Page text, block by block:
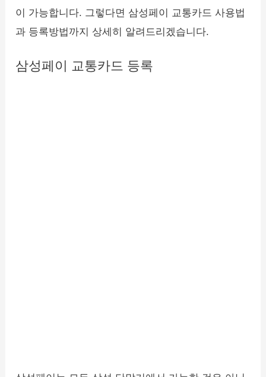
이 가능합니다. 그렇다면 삼성페이 교통카드 사용법
과 등록방법까지 상세히 알려드리겠습니다.
삼성페이 교통카드 등록